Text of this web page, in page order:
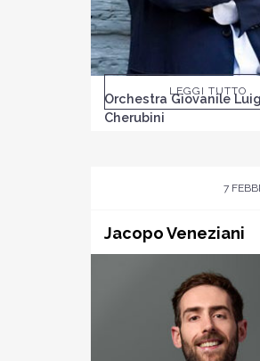
Orchestra Giovanile
Cherubini
LEGGI TUTTO
7
Jacopo Veneziani